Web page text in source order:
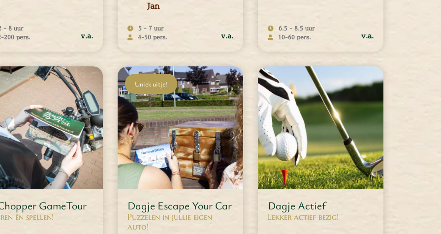
- 8 uur
200 pers.
v.a.
INFORMATIE
Jan
5 - 7 uur
4-50 pers.
v.a.
4 - 50 personen
MEER INFORMATIE
6.5 - 8.5 uur
10-60 pers.
v.a.
10 - 60 personen
MEER INFORMATIE
GameTour
én spellen!
Uniek uitje!
Dagje Escape Your Car
Puzzelen in jullie eigen
auto!
Dagje Actief
Lekker actief bezig!